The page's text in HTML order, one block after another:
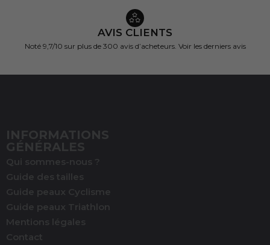
AVIS CLIENTS
Noté 9,7/10 sur plus de 300 avis d’acheteurs. Voir les derniers avis
INFORMATIONS
GÉNÉRALES
Qui sommes-nous ?
Guide des tailles
Guide peaux Cyclisme
Guide peaux Triathlon
Mentions légales
Contact